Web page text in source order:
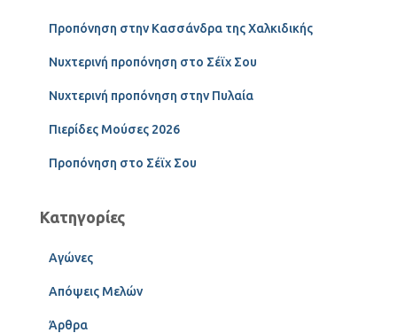
Προπόνηση στην Κασσάνδρα της Χαλκιδικής
Νυχτερινή προπόνηση στο Σέϊχ Σου
Νυχτερινή προπόνηση στην Πυλαία
Πιερίδες Μούσες 2026
Προπόνηση στο Σέϊχ Σου
Κατηγορίες
Αγώνες
Απόψεις Μελών
Άρθρα